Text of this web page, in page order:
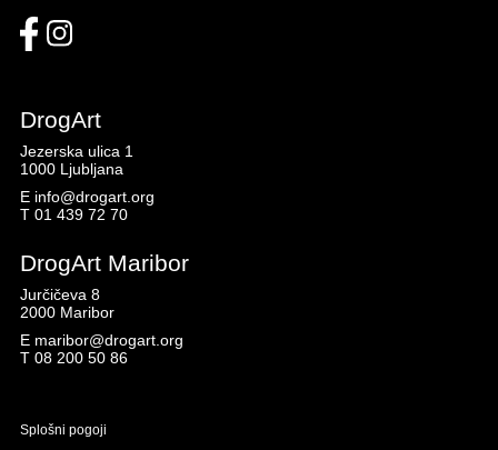
DrogArt
Jezerska ulica 1
1000 Ljubljana
E info@drogart.org
T 01 439 72 70
DrogArt Maribor
Jurčičeva 8
2000 Maribor
E maribor@drogart.org
T 08 200 50 86
Splošni pogoji